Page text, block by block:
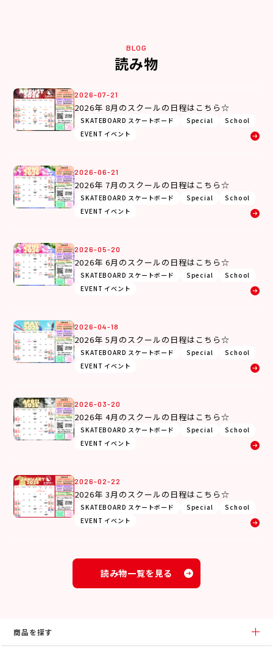
BLOG
読み物
2026-07-21
2026年 8月のスクールの日程はこちら☆
SKATEBOARD スケートボード Special
School
EVENT イベント
2026-06-21
2026年 7月のスクールの日程はこちら☆
SKATEBOARD スケートボード Special
School
EVENT イベント
2026-05-20
2026年 6月のスクールの日程はこちら☆
SKATEBOARD スケートボード Special
School
EVENT イベント
2026-04-18
2026年 5月のスクールの日程はこちら☆
SKATEBOARD スケートボード Special
School
EVENT イベント
2026-03-20
2026年 4月のスクールの日程はこちら☆
SKATEBOARD スケートボード Special
School
EVENT イベント
2026-02-22
2026年 3月のスクールの日程はこちら☆
SKATEBOARD スケートボード Special
School
EVENT イベント
読み物一覧を見る
商品を探す